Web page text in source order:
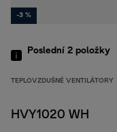
-3 %
Poslední 2 položky
TEPLOVZDUŠNÉ VENTILÁTORY
HVY1020 WH